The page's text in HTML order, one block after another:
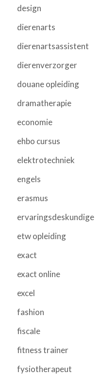
design
dierenarts
dierenartsassistent
dierenverzorger
douane opleiding
dramatherapie
economie
ehbo cursus
elektrotechniek
engels
erasmus
ervaringsdeskundige
etw opleiding
exact
exact online
excel
fashion
fiscale
fitness trainer
fysiotherapeut